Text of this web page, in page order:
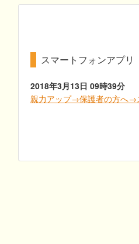
スマートフォンアプリ
2018年3月13日 09時39分
親力アップ→保護者の方へ→